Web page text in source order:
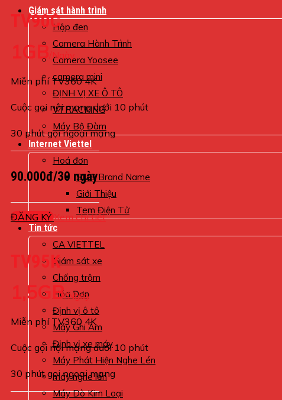
Giám sát hành trình
Hộp đen
Camera Hành Trình
Camera Yoosee
camera mini
ĐỊNH VỊ XE Ô TÔ
VTRACKING
Máy Bộ Đàm
Internet Viettel
Hoá đơn
SMS Brand Name
Giới Thiệu
Tem Điện Tử
Tin tức
CA VIETTEL
Giám sát xe
Chống trộm
Hóa Đơn
Định vị ô tô
Máy Ghi Âm
Định vị xe máy
Máy Phát Hiện Nghe Lén
máy nghe lén
Máy Dò Kim Loại
TV90C
1GB /Ngày
Miễn phí TV360 4K
Cuộc gọi nội mạng dưới 10 phút
30 phút gọi ngoại mạng
90.000đ/30 ngày
ĐĂNG KÝ Xem chi tiết
TV95K
1,5GB/Ngày
Miễn phí TV360 4K
Cuộc gọi nội mạng dưới 10 phút
30 phút gọi ngoại mạng